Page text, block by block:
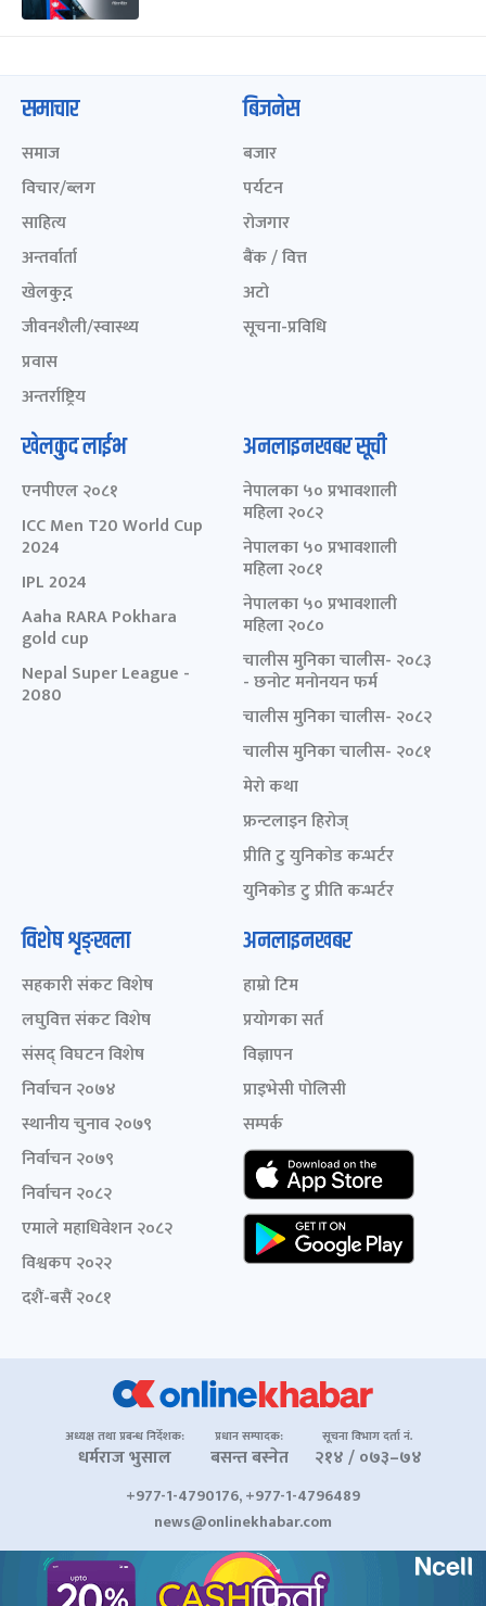
समाचार
समाज
विचार/ब्लग
साहित्य
अन्तर्वार्ता
खेलकुद़़
जीवनशैली/स्वास्थ्य
प्रवास
अन्तर्राष्ट्रिय
बिजनेस
बजार
पर्यटन
रोजगार
बैंक / वित्त
अटो
सूचना-प्रविधि
खेलकुद लाईभ
एनपीएल २०८१
ICC Men T20 World Cup
2024
IPL 2024
Aaha RARA Pokhara
gold cup
Nepal Super League -
2080
अनलाइनखबर सूची
नेपालका ५० प्रभावशाली
महिला २०८२
नेपालका ५० प्रभावशाली
महिला २०८१
नेपालका ५० प्रभावशाली
महिला २०८०
चालीस मुनिका चालीस- २०८३
- छनोट मनोनयन फर्म
चालीस मुनिका चालीस- २०८२
चालीस मुनिका चालीस- २०८१
मेरो कथा
फ्रन्टलाइन हिरोज्
प्रीति टु युनिकोड कन्भर्टर
युनिकोड टु प्रीति कन्भर्टर
विशेष शृङ्खला
सहकारी संकट विशेष
लघुवित्त संकट विशेष
संसद् विघटन विशेष
निर्वाचन २०७४
स्थानीय चुनाव २०७९
निर्वाचन २०७९
निर्वाचन २०८२
एमाले महाधिवेशन २०८२
विश्वकप २०२२
दशैं-बसैं २०८१
अनलाइनखबर
हाम्रो टिम
प्रयोगका सर्त
विज्ञापन
प्राइभेसी पोलिसी
सम्पर्क
अध्यक्ष तथा प्रबन्ध निर्देशक:
धर्मराज भुसाल
प्रधान सम्पादक:
बसन्त बस्नेत
सूचना विभाग दर्ता नं.
२१४ / ०७३–७४
+977-1-4790176, +977-1-4796489
news@onlinekhabar.com
© २००६-२०२६ Onlinekhabar.com सर्वाधिकार सुरक्षित